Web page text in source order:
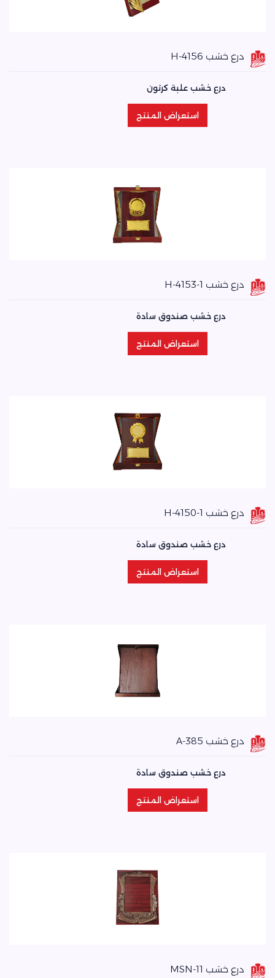
درع خشب H-4156
درع خشب علبة كرتون
استعراض المنتج
استعراض المنتج
درع خشب H-4153-1
درع خشب صندوق سادة
استعراض المنتج
استعراض المنتج
درع خشب H-4150-1
درع خشب صندوق سادة
استعراض المنتج
استعراض المنتج
درع خشب A-385
درع خشب صندوق سادة
استعراض المنتج
استعراض المنتج
درع خشب MSN-11